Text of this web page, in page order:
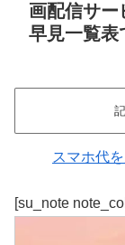
画配信サー
早見一覧表
スマホ代
[su_note